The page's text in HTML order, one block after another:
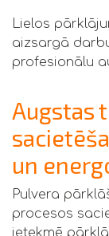
Lielos
aizsargā
profesionālu
Augstas
un
Pulvera
procesos
ietekmē